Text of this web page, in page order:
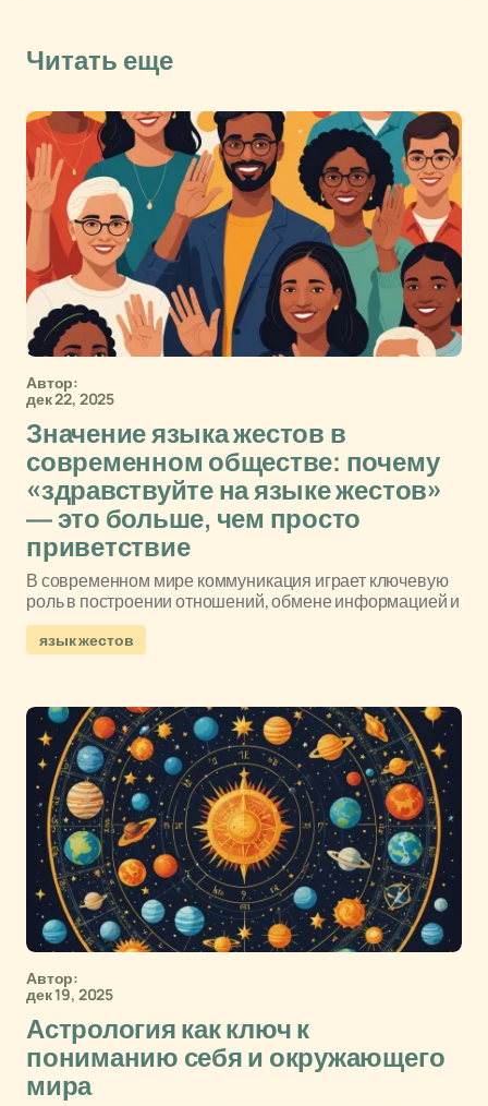
Читать еще
Автор:
дек 22, 2025
Значение языка жестов в
современном обществе: почему
«здравствуйте на языке жестов»
— это больше, чем просто
приветствие
В современном мире коммуникация играет ключевую
роль в построении отношений, обмене информацией и
язык жестов
Автор:
дек 19, 2025
Астрология как ключ к
пониманию себя и окружающего
мира